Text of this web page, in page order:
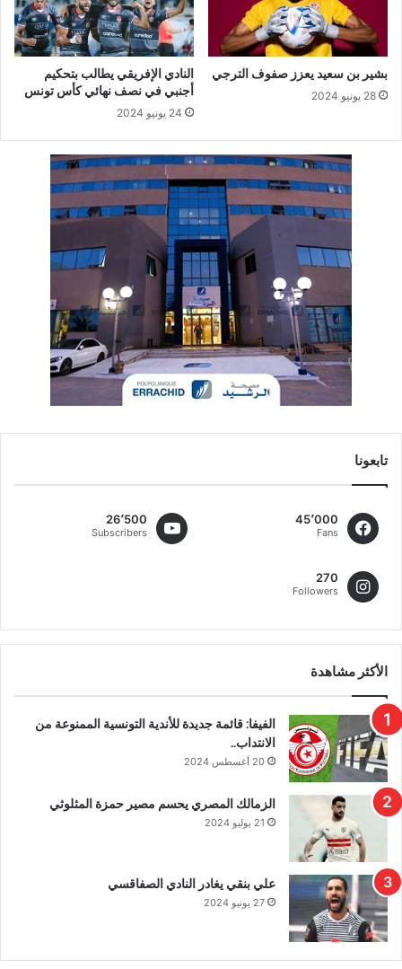
بشير بن سعيد يعزز صفوف الترجي
28 يونيو 2024
النادي الإفريقي يطالب بتحكيم
أجنبي في نصف نهائي كأس تونس
24 يونيو 2024
تابعونا
45٬000
Fans
26٬500
Subscribers
270
Followers
الأكثر مشاهدة
الفيفا: قائمة جديدة للأندية التونسية الممنوعة من
الانتداب..
20 أغسطس 2024
الزمالك المصري يحسم مصير حمزة المثلوثي
21 يوليو 2024
علي بنقي يغادر النادي الصفاقسي
27 يونيو 2024